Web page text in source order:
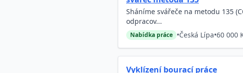
Sháníme svářeče na metodu 135
odpracov...
Nabídka práce •Česká Lípa•60 000
Vyklízení bourací práce